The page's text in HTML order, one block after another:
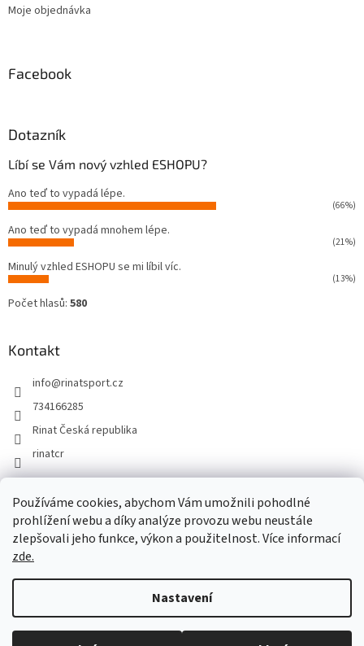
Používáme cookies, abychom Vám umožnili pohodlné
prohlížení webu a díky analýze provozu webu neustále
zlepšovali jeho funkce, výkon a použitelnost. Více informací
zde.
Nastavení
Moje objednávka
Facebook
Dotazník
Líbí se Vám nový vzhled ESHOPU?
Ano teď to vypadá lépe.
(66%)
Ano teď to vypadá mnohem lépe.
(21%)
Minulý vzhled ESHOPU se mi líbil víc.
(13%)
Počet hlasů: 580
Kontakt
info@rinatsport.cz
734166285
Rinat Česká republika
rinatcr
Rinat Europe www.sport4outlet.cz
Copyright 2026Rinat Česká republika. Všechna práva vyhrazena.